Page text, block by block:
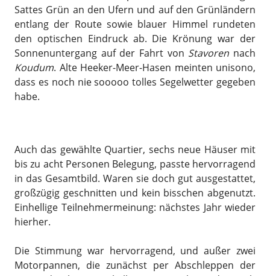
Sattes Grün an den Ufern und auf den Grünländern
entlang der Route sowie blauer Himmel rundeten
den optischen Eindruck ab. Die Krönung war der
Sonnenuntergang auf der Fahrt von Stavoren nach
Koudum. Alte Heeker-Meer-Hasen meinten unisono,
dass es noch nie sooooo tolles Segelwetter gegeben
habe.
Auch das gewählte Quartier, sechs neue Häuser mit
bis zu acht Personen Belegung, passte hervorragend
in das Gesamtbild. Waren sie doch gut ausgestattet,
großzügig geschnitten und kein bisschen abgenutzt.
Einhellige Teilnehmermeinung: nächstes Jahr wieder
hierher.
Die Stimmung war hervorragend, und außer zwei
Motorpannen, die zunächst per Abschleppen der